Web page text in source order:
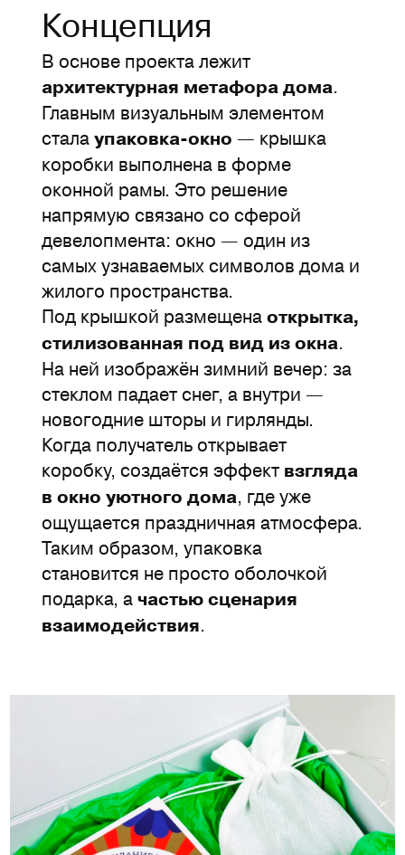
Концепция
В основе проекта лежит
архитектурная метафора дома.
Главным визуальным элементом
сталаупаковка-окно — крышка
коробки выполнена в форме
оконной рамы. Это решение
напрямую связано со сферой
девелопмента: окно — один из
самых узнаваемых символов дома и
жилого пространства.
Под крышкой размещенаоткрытка,
стилизованная под вид из окна.
На ней изображён зимний вечер: за
стеклом падает снег, а внутри —
новогодние шторы и гирлянды.
Когда получатель открывает
коробку, создаётся эффект взгляда
в окно уютного дома, где уже
ощущается праздничная атмосфера.
Таким образом, упаковка
становится не просто оболочкой
подарка, ачастью сценария
взаимодействия.